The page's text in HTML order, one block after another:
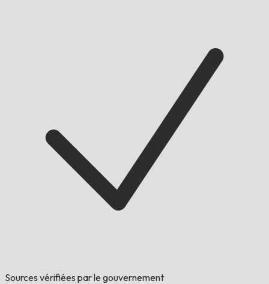
Sources vérifiées par le gouvernement